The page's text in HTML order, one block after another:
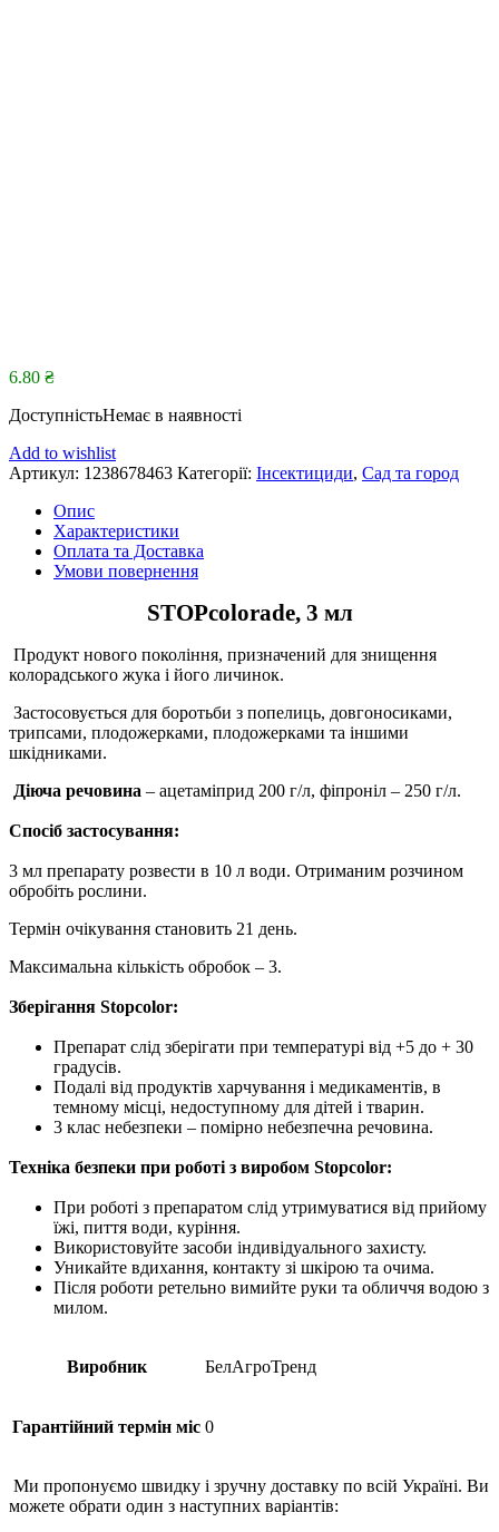
6.80 ₴
ДоступністьНемає в наявності
Add to wishlist
Артикул: 1238678463 Категорії: Інсектициди, Сад та город
Опис
Характеристики
Оплата та Доставка
Умови повернення
STOPcolorade, 3 мл
Продукт нового покоління, призначений для знищення
колорадського жука і його личинок.
Застосовується для боротьби з попелиць, довгоносиками,
трипсами, плодожерками, плодожерками та іншими
шкідниками.
Діюча речовина – ацетаміприд 200 г/л, фіпроніл – 250 г/л.
Спосіб застосування:
3 мл препарату розвести в 10 л води. Отриманим розчином
обробіть рослини.
Термін очікування становить 21 день.
Максимальна кількість обробок – 3.
Зберігання Stopcolor:
Препарат слід зберігати при температурі від +5 до + 30
градусів.
Подалі від продуктів харчування і медикаментів, в
темному місці, недоступному для дітей і тварин.
3 клас небезпеки – помірно небезпечна речовина.
Техніка безпеки при роботі з виробом Stopcolor:
При роботі з препаратом слід утримуватися від прийому
їжі, пиття води, куріння.
Використовуйте засоби індивідуального захисту.
Уникайте вдихання, контакту зі шкірою та очима.
Після роботи ретельно вимийте руки та обличчя водою з
милом.
Виробник БелАгроТренд
Гарантійний термін міс 0
Ми пропонуємо швидку і зручну доставку по всій Україні. Ви
можете обрати один з наступних варіантів: